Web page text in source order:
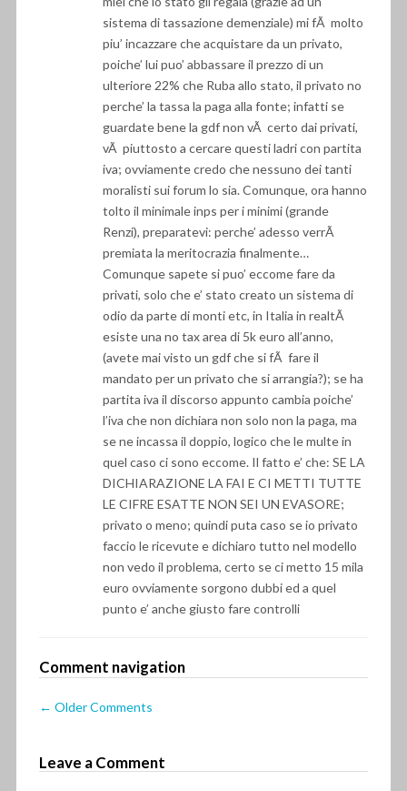
sistema di tassazione demenziale) mi fÃ molto
piu’ incazzare che acquistare da un privato,
poiche’ lui puo’ abbassare il prezzo di un
ulteriore 22% che Ruba allo stato, il privato no
perche’ la tassa la paga alla fonte; infatti se
guardate bene la gdf non vÃ certo dai privati,
vÃ piuttosto a cercare questi ladri con partita
iva; ovviamente credo che nessuno dei tanti
moralisti sui forum lo sia. Comunque, ora hanno
tolto il minimale inps per i minimi (grande
Renzi), preparatevi: perche’ adesso verrÃ
premiata la meritocrazia finalmente…
Comunque sapete si puo’ eccome fare da
privati, solo che e’ stato creato un sistema di
odio da parte di monti etc, in Italia in realtÃ
esiste una no tax area di 5k euro all’anno,
(avete mai visto un gdf che si fÃ fare il
mandato per un privato che si arrangia?); se ha
partita iva il discorso appunto cambia poiche’
l’iva che non dichiara non solo non la paga, ma
se ne incassa il doppio, logico che le multe in
quel caso ci sono eccome. Il fatto e’ che: SE LA
DICHIARAZIONE LA FAI E CI METTI TUTTE
LE CIFRE ESATTE NON SEI UN EVASORE;
privato o meno; quindi puta caso se io privato
faccio le ricevute e dichiaro tutto nel modello
non vedo il problema, certo se ci metto 15 mila
euro ovviamente sorgono dubbi ed a quel
punto e’ anche giusto fare controlli
Comment navigation
← Older Comments
Leave a Comment